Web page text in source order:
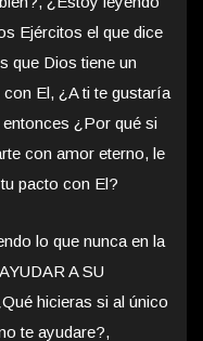
Ejércitos el que dice
que Dios tiene un
El, ¿A ti te gustaría
¿Por qué si
con amor eterno, le
pacto con El?
lo que nunca en la
A SU
hicieras si al único
te ayudare?,